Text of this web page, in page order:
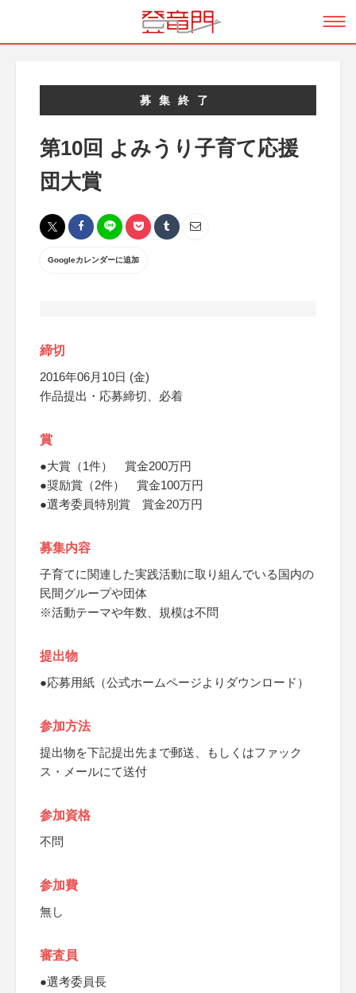
募集終了
第10回 よみうり子育て応援
団大賞
Googleカレンダーに追加
締切
2016年06月10日 (金)
作品提出・応募締切、必着
賞
●大賞（1件） 賞金200万円
●奨励賞（2件） 賞金100万円
●選考委員特別賞 賞金20万円
募集内容
子育てに関連した実践活動に取り組んでいる国内の
民間グループや団体
※活動テーマや年数、規模は不問
提出物
●応募用紙（公式ホームページよりダウンロード）
参加方法
提出物を下記提出先まで郵送、もしくはファック
ス・メールにて送付
参加資格
不問
参加費
無し
審査員
●選考委員長